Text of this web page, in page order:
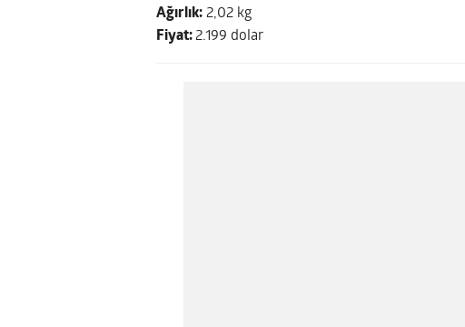
Ağırlık: 2,02 kg
Fiyat:2.199 dolar